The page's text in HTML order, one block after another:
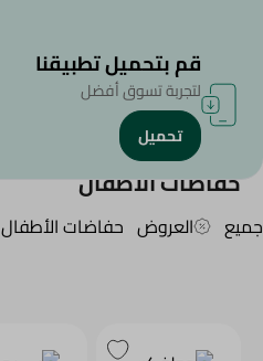
الرئيسية /منتجات الأطفال
حفاضات الأطفال
جميع العروض حفاضات الأطفال
قم بتحميل تطبيقنا
لتجربة تسوق أفضل
تحميل